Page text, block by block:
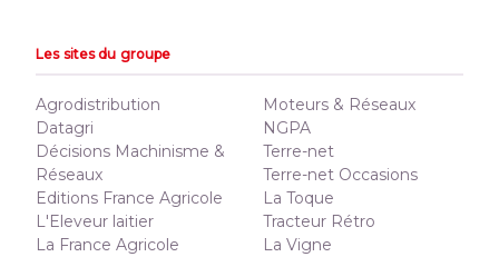
Les sites du groupe
Agrodistribution
Datagri
Décisions Machinisme &
Réseaux
Editions France Agricole
L'Eleveur laitier
La France Agricole
Moteurs & Réseaux
NGPA
Terre-net
Terre-net Occasions
La Toque
Tracteur Rétro
La Vigne